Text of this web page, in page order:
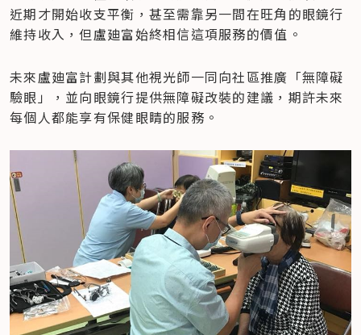
近期才開始收支平衡，甚至需靠另一間在旺角的眼鏡行
維持收入，但盧廸富始終相信這項服務的價值。
未來盧廸富計劃與其他視光師一同向社區推廣「無障礙
驗眼」，並向眼鏡行提供無障礙改裝的建議，期許未來
每個人都能享有保健眼睛的服務。